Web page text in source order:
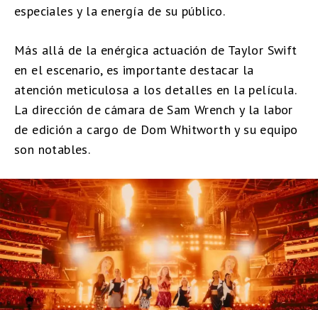
especiales y la energía de su público.
Más allá de la enérgica actuación de Taylor Swift
en el escenario, es importante destacar la
atención meticulosa a los detalles en la película.
La dirección de cámara de Sam Wrench y la labor
de edición a cargo de Dom Whitworth y su equipo
son notables.